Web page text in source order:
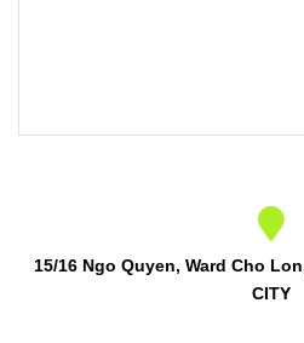
15/16 Ngo Quyen, Ward Cho
CITY